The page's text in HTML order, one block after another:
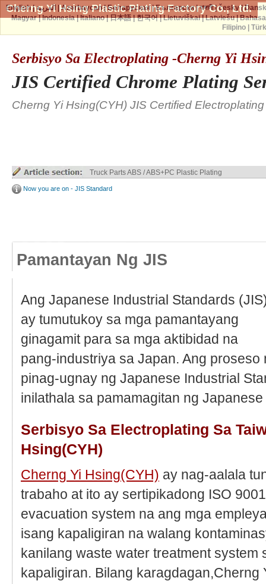
Cherng Yi Hsing Plastic Plating Factory Co., Ltd.
Serbisyo Sa Electroplating -Cherng Yi
JIS Certified Chrome Plating
Cherng Yi Hsing(CYH) JIS Certified
Truck Parts ABS / ABS+PC Plastic Plating
Now you are on - JIS Standard
Pamantayan Ng JIS
Ang Japanese Industrial Standards
ay tumutukoy sa mga pamantayang
ginagamit para sa mga aktibidad na
pang-industriya sa Japan. Ang
pinag-ugnay ng Japanese Industrial
inilathala sa pamamagitan ng
Serbisyo Sa Electroplating Sa
Hsing(CYH)
Cherng Yi Hsing(CYH) ay nag-aalala
trabaho at ito ay sertipikadong ISO
evacuation system na ang mga
isang kapaligiran na walang
kanilang waste water treatment system
kapaligiran. Bilang karagdagan,Cherng
English|العربية |Azərbaycan|Беларуская|Български|বাঙ্গালী|česky|
Magyar|Indonesia|Italiano|日本語|한국어|Lietuviškai|Latviešu|
Filipino|